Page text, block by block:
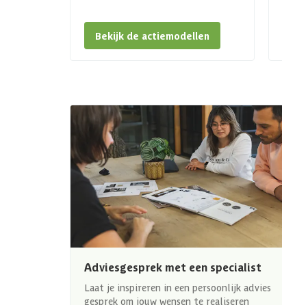
Bekijk de actiemodellen
Adviesgesprek met een specialist
Laat je inspireren in een persoonlijk advies
gesprek om jouw wensen te realiseren